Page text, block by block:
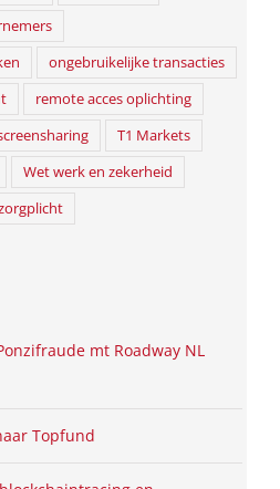
ongebruikelijke transacties
remote acces oplichting
T1 Markets
Wet werk en zekerheid
mt Roadway NL
Topfund